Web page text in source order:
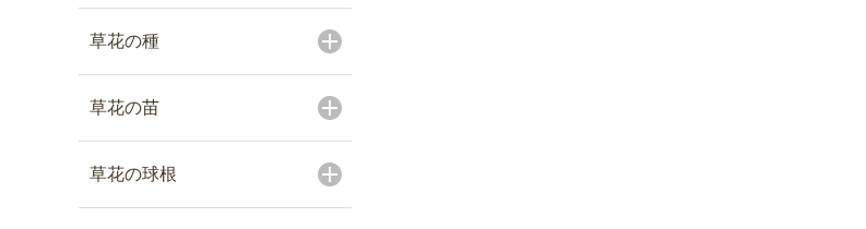
草花の種
草花の苗
草花の球根